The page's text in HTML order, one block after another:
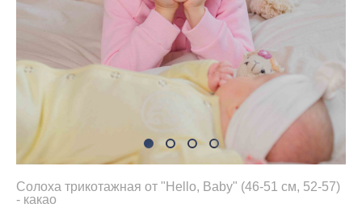
Солоха трикотажная от "Hello, Baby" (46-51 см, 52-57)
- какао